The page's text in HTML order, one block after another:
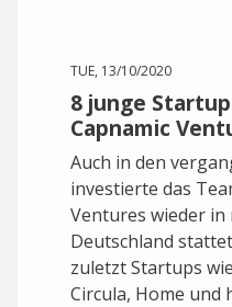
TUE, 13/10/2020
8 junge
Capnamic
Auch in den
investierte das
Ventures wieder
Deutschland
zuletzt Startups
Circula, Home und